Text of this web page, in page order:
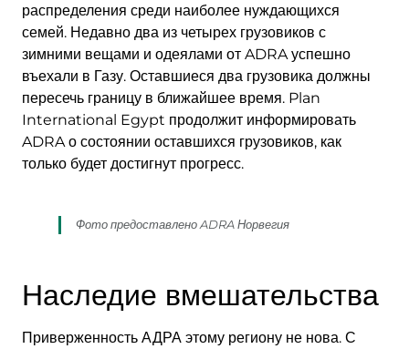
распределения среди наиболее нуждающихся
семей. Недавно два из четырех грузовиков с
зимними вещами и одеялами от ADRA успешно
въехали в Газу. Оставшиеся два грузовика должны
пересечь границу в ближайшее время. Plan
International Egypt продолжит информировать
ADRA о состоянии оставшихся грузовиков, как
только будет достигнут прогресс.
Фото предоставлено ADRA Норвегия
Наследие вмешательства
Приверженность АДРА этому региону не нова. С